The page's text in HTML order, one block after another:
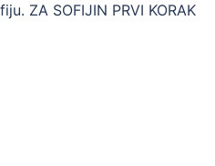
ZA SOFIJIN PRVI KORAK